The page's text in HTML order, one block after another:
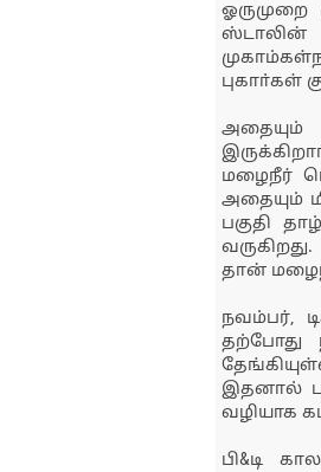
ஓருமுறை
ஸ்டாலின்
புகாா்கள்
அதையும்
மழைநீர்
அதையும்
பகுதி
தான்
நவம்பர்,
தற்போது
இதனால்
வழியாக
பி&டி